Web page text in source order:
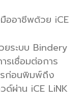
ออาชีพด้วย iCE
ยระบบ Bindery
เชื่อมต่อการ
รก่อนพิมพ์ถึง
ด์ผ่าน iCE LiNK